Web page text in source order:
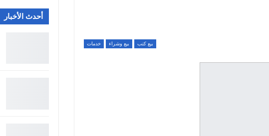
بيع كتب بيع وشراء خدمات
أحدث الأخبار